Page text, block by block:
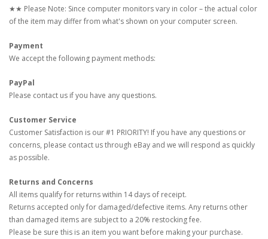
★★ Please Note: Since computer monitors vary in color – the actual color
of the item may differ from what's shown on your computer screen.
Payment
We accept the following payment methods:
PayPal
Please contact us if you have any questions.
Customer Service
Customer Satisfaction is our #1 PRIORITY! If you have any questions or
concerns, please contact us through eBay and we will respond as quickly
as possible.
Returns and Concerns
All items qualify for returns within 14 days of receipt.
Returns accepted only for damaged/defective items. Any returns other
than damaged items are subject to a 20% restocking fee.
Please be sure this is an item you want before making your purchase.